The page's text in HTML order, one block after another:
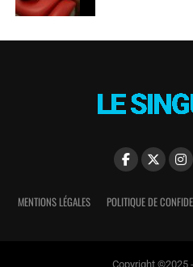
MENTIONS LÉGALES POLITIQUE DE
Copyright ©2025